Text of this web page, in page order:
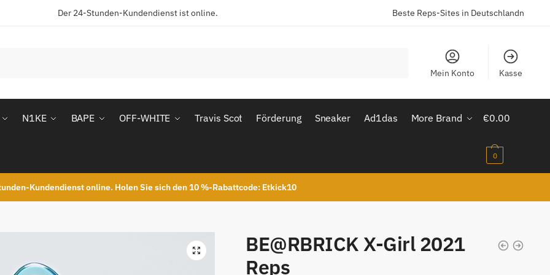
Der 24-Stunden-Kundendienst ist online. Beste Reps-Sites in Deutschlandn
Mein Konto Kasse
N1KE BAPE OFF-WHITE Travis Scot Förderung Sneaker Ad1das More Brand €0.00
0
Kundendienst online. Holen Sie sich den 10 %-Rabattcode: Etkick10
BE@RBRICK X-Girl 2021
Reps